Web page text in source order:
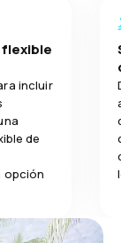
incluir
de
opción